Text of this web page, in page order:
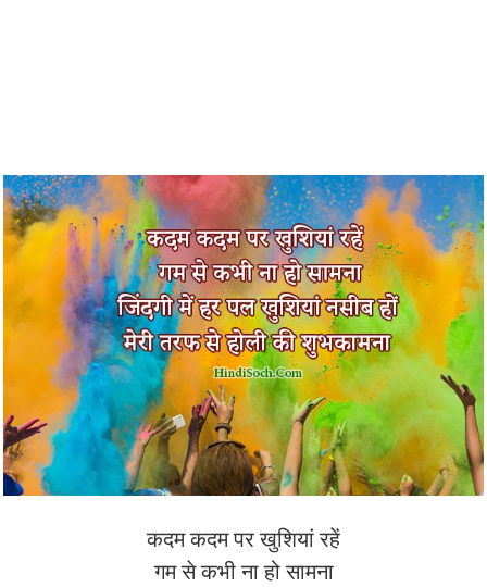
कदम कदम पर खुशियां रहें
गम से कभी ना हो सामना